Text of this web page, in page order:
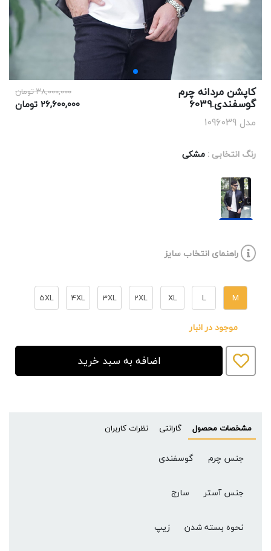
کاپشن مردانه چرم
گوسفندی.6039
مدل 1096039
۳۸,۰۰۰,۰۰۰ تومان
۲۶,۶۰۰,۰۰۰ تومان
رنگ انتخابی : مشکی
راهنمای انتخاب سایز
M
L
XL
2XL
3XL
4XL
5XL
موجود در انبار
اضافه به سبد خرید
مشخصات محصول گارانتی نظرات کاربران
جنس چرم گوسفندی
جنس آستر سارج
نحوه بسته شدن زیپ